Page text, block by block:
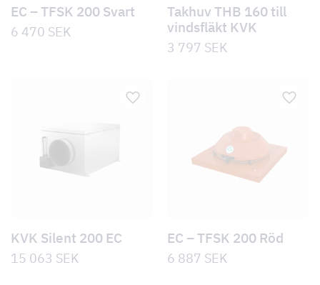
EC – TFSK 200 Svart
6 470 SEK
Takhuv THB 160 till
vindsfläkt KVK
3 797 SEK
KVK Silent 200 EC
15 063 SEK
EC – TFSK 200 Röd
6 887 SEK